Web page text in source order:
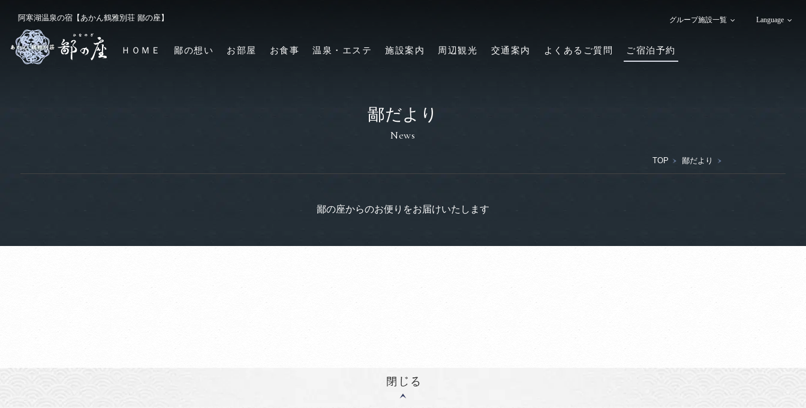
ＨＯＭＥ 鄙の想い お部屋 お食事 温泉・エステ 施設案内 周辺観光 交通案内 よくあるご質問 ご宿泊予約
阿寒湖温泉の宿【あかん鶴雅別荘 鄙の座】 グループ施設一覧 Language
鄙だより
News
TOP 鄙だより
鄙の座からのお便りをお届けいたします